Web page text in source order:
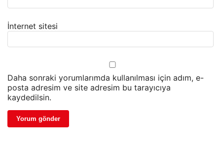
İnternet sitesi
Daha sonraki yorumlarımda kullanılması için adım, e-
posta adresim ve site adresim bu tarayıcıya
kaydedilsin.